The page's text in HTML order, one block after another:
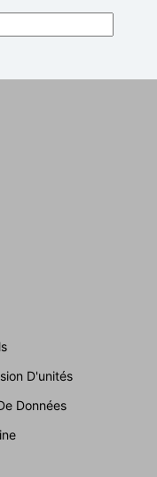
D'unités
Données